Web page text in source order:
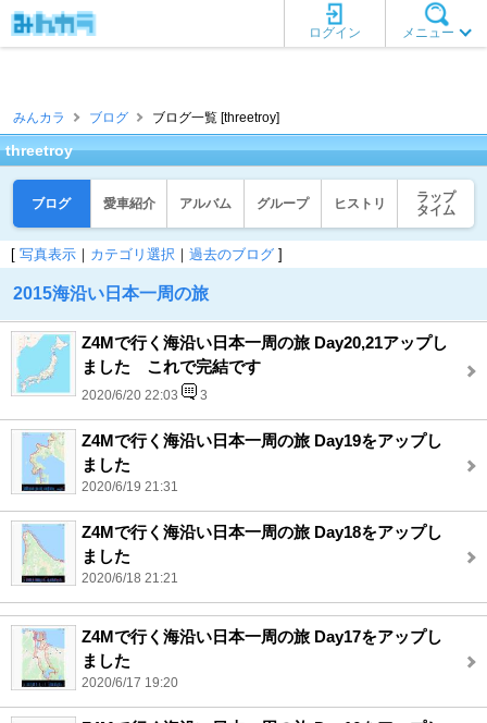
メニュー
ログイン
みんカラ ブログ ブログ一覧 [threetroy]
threetroy
ブログ 愛車紹介 アルバム グループ ヒストリ
ラップ
タイム
[ 写真表示 ｜ カテゴリ選択 ｜ 過去のブログ ]
2015海沿い日本一周の旅
Z4Mで行く海沿い日本一周の旅 Day20,21アップし
ました これで完結です
2020/6/20 22:03 3
Z4Mで行く海沿い日本一周の旅 Day19をアップし
ました
2020/6/19 21:31
Z4Mで行く海沿い日本一周の旅 Day18をアップし
ました
2020/6/18 21:21
Z4Mで行く海沿い日本一周の旅 Day17をアップし
ました
2020/6/17 19:20